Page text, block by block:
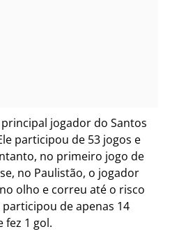
jogador do Santos
participou de 53 jogos e
no primeiro jogo de
no Paulistão, o jogador
olho e correu até o risco
de apenas 14
fez 1 gol.